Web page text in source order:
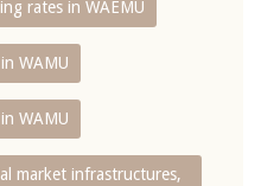
rates in WAEMU
WAMU
WAMU
market infrastructures,